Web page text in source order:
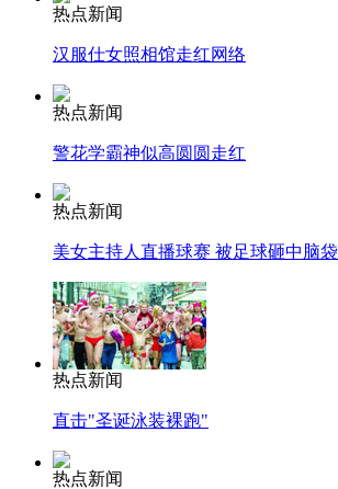
纽约上演“枕头大战”
热点新闻
汉服仕女照相馆走红网络
热点新闻
警花学霸神似高圆圆走红
热点新闻
美女主持人直播球赛 被足球砸中脑袋
热点新闻
直击"圣诞泳装裸跑"
热点新闻